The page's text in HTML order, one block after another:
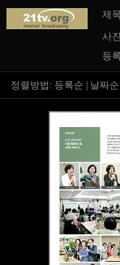
제
사
등
정렬방법: 등록순 날짜순